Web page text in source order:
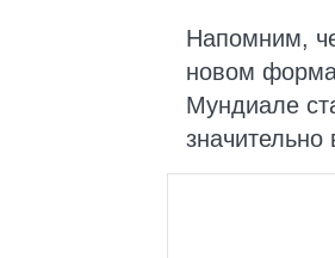
Напомним,
новом
Мундиале